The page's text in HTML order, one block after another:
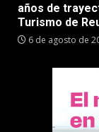
años de
Turismo de
6 de agosto de